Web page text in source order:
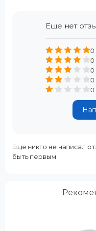
Еще нет
0
0
0
0
0
Еще никто не написал
быть первым.